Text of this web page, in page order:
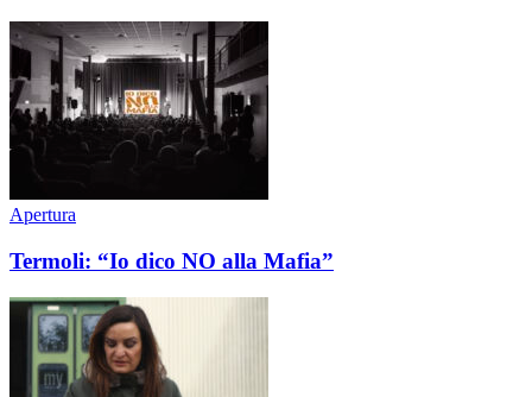
Apertura
Termoli: “Io dico NO alla Mafia”